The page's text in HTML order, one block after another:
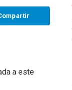
a este